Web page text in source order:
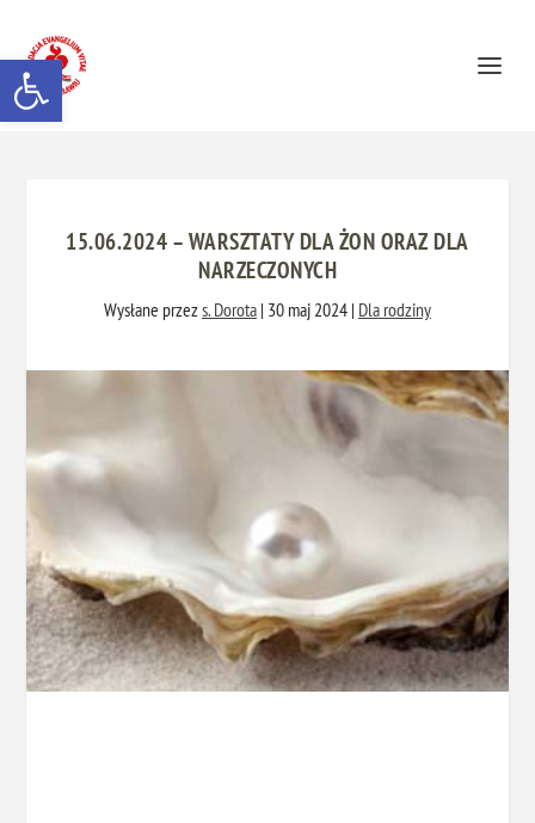
Otwórz pasek narzędzi
15.06.2024 – WARSZTATY DLA ŻON ORAZ DLA
NARZECZONYCH
Wysłane przezs. Dorota | 30 maj 2024 | Dla rodziny